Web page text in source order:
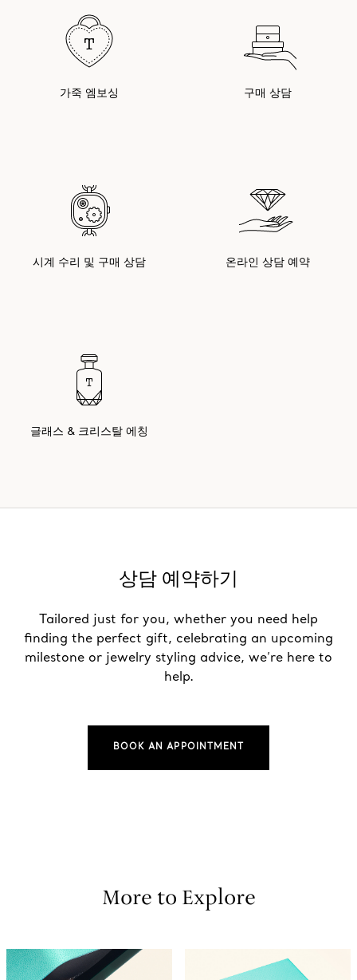
가죽 엠보싱 구매 상담
시계 수리 및 구매 상담 온라인 상담 예약
글래스 & 크리스탈 에칭
상담 예약하기
Tailored just for you, whether you need help
finding the perfect gift, celebrating an upcoming
milestone or jewelry styling advice, we’re here to
help.
BOOK AN APPOINTMENT
More to Explore